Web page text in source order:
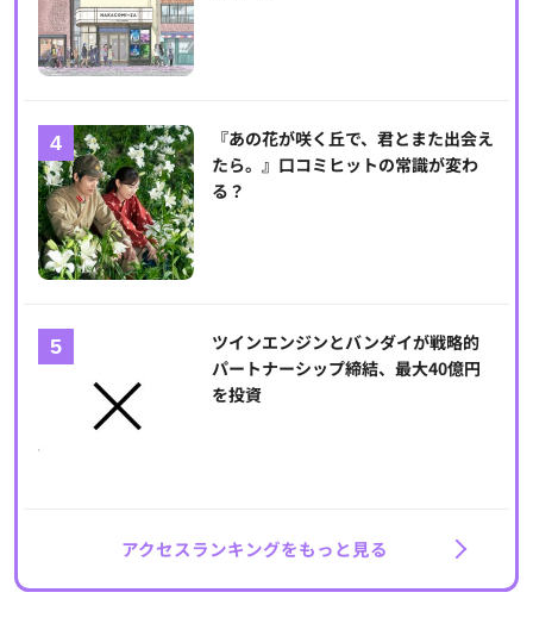
『あの花が咲く丘で、君とまた出会え
たら。』口コミヒットの常識が変わ
る？
ツインエンジンとバンダイが戦略的
パートナーシップ締結、最大40億円
を投資
アクセスランキングをもっと見る